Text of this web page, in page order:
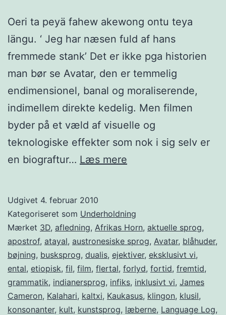
Oeri ta peyä fahew akewong ontu teya
längu. ‘ Jeg har næsen fuld af hans
fremmede stank’ Det er ikke pga historien
man bør se Avatar, den er temmelig
endimensionel, banal og moraliserende,
indimellem direkte kedelig. Men filmen
byder på et væld af visuelle og
teknologiske effekter som nok i sig selv er
en biograftur… Læs mere
Udgivet 4. februar 2010
Kategoriseret som Underholdning
Mærket 3D, afledning, Afrikas Horn, aktuelle sprog,
apostrof, atayal, austronesiske sprog, Avatar, blåhuder,
bøjning, busksprog, dualis, ejektiver, eksklusivt vi,
ental, etiopisk, fil, film, flertal, forlyd, fortid, fremtid,
grammatik, indianersprog, infiks, inklusivt vi, James
Cameron, Kalahari, kaltxi, Kaukasus, klingon, klusil,
konsonanter, kult, kunstsprog, læberne, Language Log,